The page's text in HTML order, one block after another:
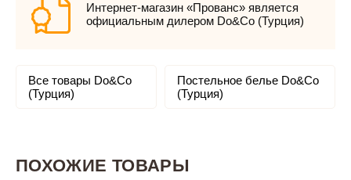
Интернет-магазин «Прованс» является
официальным дилером Do&Co (Турция)
Все товары Do&Co
(Турция)
Постельное белье Do&Co
(Турция)
ПОХОЖИЕ ТОВАРЫ